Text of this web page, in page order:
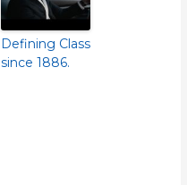
Defining Class
since 1886.